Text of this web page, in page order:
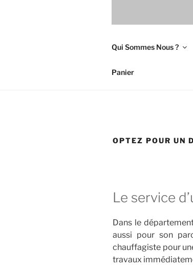
Qui Sommes Nous ?
Panier
OPTEZ POUR UN
Le service
Dans le
aussi pour son
chauffagiste pour
travaux